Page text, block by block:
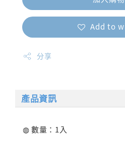
Add to
分享
產品資訊
◍ 數量：1入